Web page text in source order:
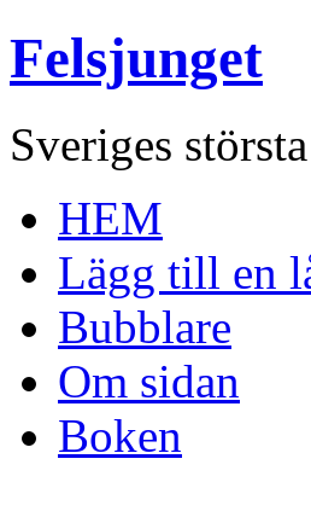
Felsjunget
Sveriges
HEM
Lägg till en
Bubblare
Om sidan
Boken